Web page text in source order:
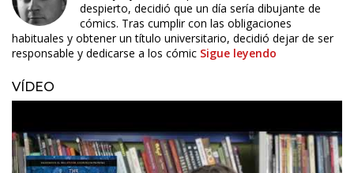
despierto, decidió que un día sería dibujante de
cómics. Tras cumplir con las obligaciones
habituales y obtener un título universitario, decidió dejar de ser
responsable y dedicarse a los cómic Sigue leyendo
VÍDEO